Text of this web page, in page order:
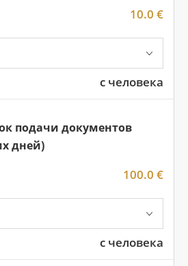
10.0 €
с человека
подачи документов
дней)
100.0 €
с человека